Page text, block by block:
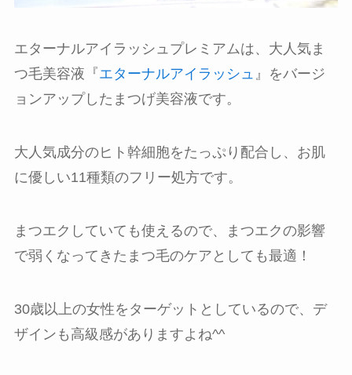
エターナルアイラッシュプレミアムは、大人気ま
つ毛美容液『エターナルアイラッシュ 』をバージ
ョンアップしたまつげ美容液です。
大人気成分のヒト幹細胞をたっぷり配合し、お肌
に優しい11種類のフリー処方です。
まつエクしていても使えるので、まつエクの影響
で弱くなってきたまつ毛のケアとしても最適！
30歳以上の女性をターゲットとしているので、デ
ザインも高級感がありますよね^^